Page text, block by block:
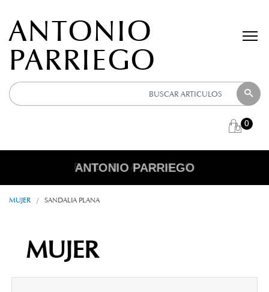
ANTONIO
PARRIEGO
0
R E B A J A S
ANTONIO PARRIEGO
MUJER / SANDALIA PLANA
MUJER